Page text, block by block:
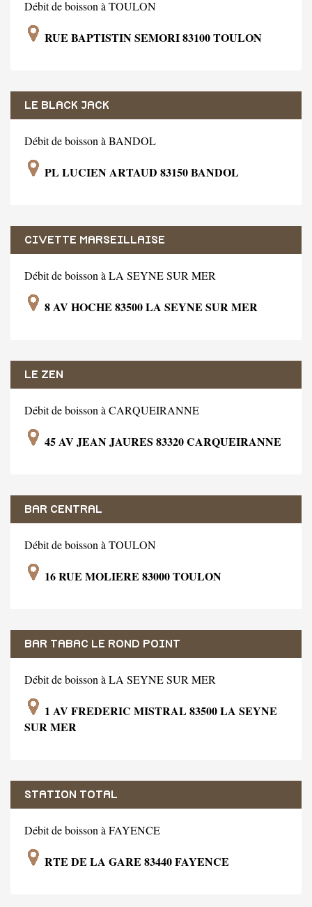
Débit de boisson à TOULON
RUE BAPTISTIN SEMORI 83100 TOULON
LE BLACK JACK
Débit de boisson à BANDOL
PL LUCIEN ARTAUD 83150 BANDOL
CIVETTE MARSEILLAISE
Débit de boisson à LA SEYNE SUR MER
8 AV HOCHE 83500 LA SEYNE SUR MER
LE ZEN
Débit de boisson à CARQUEIRANNE
45 AV JEAN JAURES 83320 CARQUEIRANNE
BAR CENTRAL
Débit de boisson à TOULON
16 RUE MOLIERE 83000 TOULON
BAR TABAC LE ROND POINT
Débit de boisson à LA SEYNE SUR MER
1 AV FREDERIC MISTRAL 83500 LA SEYNE
SUR MER
STATION TOTAL
Débit de boisson à FAYENCE
RTE DE LA GARE 83440 FAYENCE